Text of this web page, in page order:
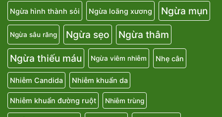
Ngừa hình thành sỏi Ngừa loãng xương Ngừa mụn
Ngừa sâu răng Ngừa sẹo
Ngừa thâm
Ngừa thiếu máu
Ngừa viêm nhiễm Nhẹ cân
Nhiễm Candida Nhiễm khuẩn da
Nhiễm khuẩn đường ruột Nhiễm trùng